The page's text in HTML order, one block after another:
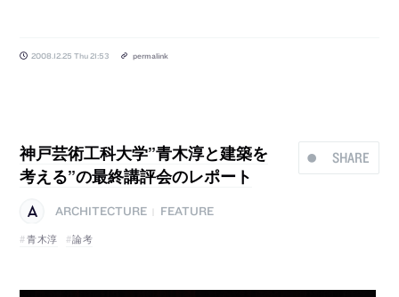
2008.12.25 Thu 21:53 permalink
SHARE
神戸芸術工科大学”青木淳と建築を
考える”の最終講評会のレポート
ARCHITECTURE
FEATURE
青木淳
論考